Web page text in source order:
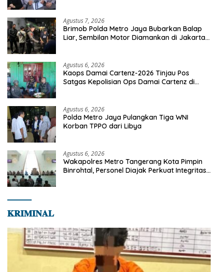
Agustus 7, 2026
Brimob Polda Metro Jaya Bubarkan Balap
Liar, Sembilan Motor Diamankan di Jakarta
Agustus 6, 2026
Kaops Damai Cartenz-2026 Tinjau Pos
Satgas Kepolisian Ops Damai Cartenz di
Agustus 6, 2026
Polda Metro Jaya Pulangkan Tiga WNI
Korban TPPO dari Libya
Agustus 6, 2026
Wakapolres Metro Tangerang Kota Pimpin
Binrohtal, Personel Diajak Perkuat Integritas
𝐊𝐑𝐈𝐌𝐈𝐍𝐀𝐋